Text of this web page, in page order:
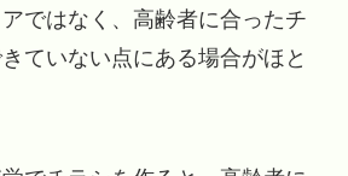
ではなく、高齢者に合ったチ
ていない点にある場合がほと